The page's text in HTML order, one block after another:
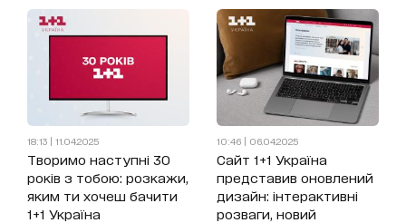
18:13 | 11.04.2025
Творимо наступні 30
років з тобою: розкажи,
яким ти хочеш бачити
1+1 Україна
10:46 | 06.04.2025
Сайт 1+1 Україна
представив оновлений
дизайн: інтерактивні
розваги, новий